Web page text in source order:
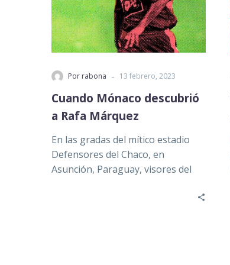
Por rabona - 13 febrero, 2023
Cuando Mónaco descubrió
a Rafa Márquez
En las gradas del mítico estadio
Defensores del Chaco, en
Asunción, Paraguay, visores del